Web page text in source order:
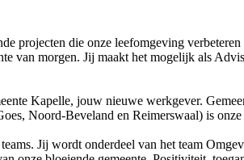
projecten die onze leefomgeving
van morgen. Jij maakt het mogelijk als
Kapelle, jouw nieuwe werkgever.
Noord-Beveland en Reimerswaal) is
Jij wordt onderdeel van het team